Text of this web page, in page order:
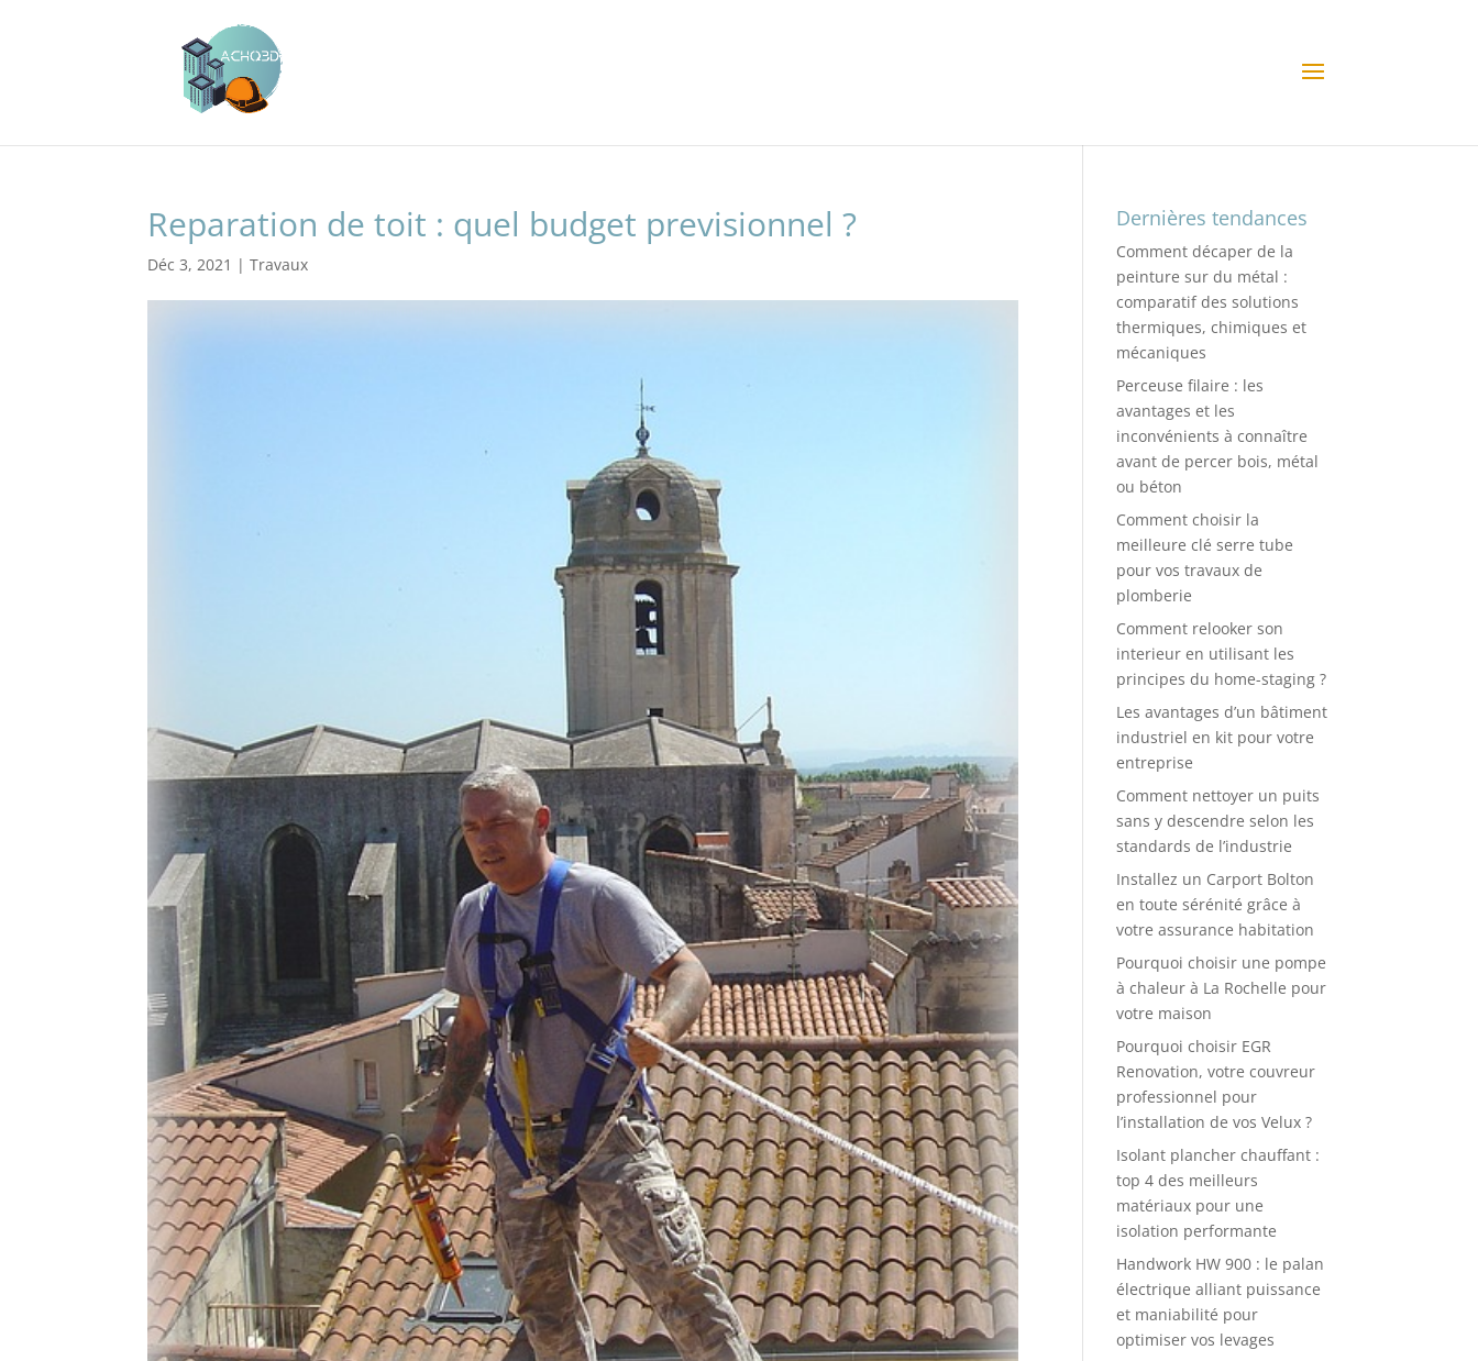
Reparation de toit : quel budget previsionnel ?
Déc 3, 2021 |Travaux
Dernières tendances
Comment décaper de la
peinture sur du métal :
comparatif des solutions
thermiques, chimiques et
mécaniques
Perceuse filaire : les
avantages et les
inconvénients à connaître
avant de percer bois, métal
ou béton
Comment choisir la
meilleure clé serre tube
pour vos travaux de
plomberie
Comment relooker son
interieur en utilisant les
principes du home-staging ?
Les avantages d’un bâtiment
industriel en kit pour votre
entreprise
Comment nettoyer un puits
sans y descendre selon les
standards de l’industrie
Installez un Carport Bolton
en toute sérénité grâce à
votre assurance habitation
Pourquoi choisir une pompe
à chaleur à La Rochelle pour
votre maison
Pourquoi choisir EGR
Renovation, votre couvreur
professionnel pour
l’installation de vos Velux ?
Isolant plancher chauffant :
top 4 des meilleurs
matériaux pour une
isolation performante
Handwork HW 900 : le palan
électrique alliant puissance
et maniabilité pour
optimiser vos levages